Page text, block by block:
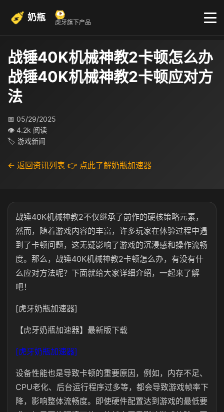
奶瓶 虎牙旗下产品
战锤40K机械神教2卡顿怎么办
战锤40K机械神教2卡顿应对方
法
📅 05/29/2025
👁 4.2k 阅读
🏷 游戏新闻
← 返回资讯列表 👉 点此了解奶瓶加速器
战锤40K机械神教2不仅继承了前作的硬核策略元素，
然而，随着游戏内容的丰富，许多玩家在体验过程中遇
到了卡顿问题，这无疑影响了游戏的沉浸感和操作流畅
度。那么，战锤40K机械神教2卡顿怎么办，有没有什
么应对方法呢？下面就给大家详细介绍，一起来了解
吧！
[虎牙奶瓶加速器]
【虎牙奶瓶加速器】最新版下载
[虎牙奶瓶加速器]
设备性能也是导致卡顿的重要原因，例如，内存不足、
CPU老化、后台运行程序过多等，都会导致游戏帧率下
降，影响整体流畅度。即使硬件配置达到游戏的最低要